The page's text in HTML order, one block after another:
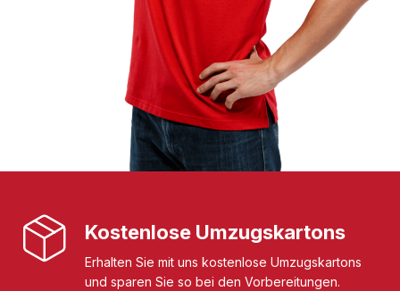
Kostenlose Umzugskartons
Erhalten Sie mit uns kostenlose Umzugskartons
und sparen Sie so bei den Vorbereitungen.